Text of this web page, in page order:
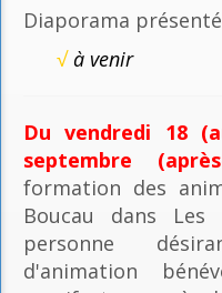
Diaporama
√à venir
Du vendredi 18
septembre
formation des
Boucau dans
personne
d'animation